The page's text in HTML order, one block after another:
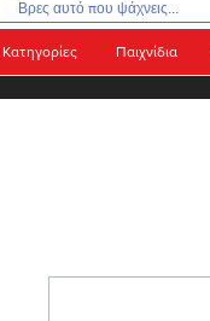
Κατηγορίες Παιχνίδια